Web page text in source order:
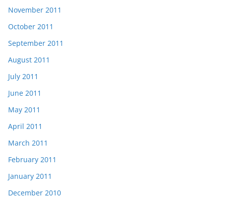
November 2011
October 2011
September 2011
August 2011
July 2011
June 2011
May 2011
April 2011
March 2011
February 2011
January 2011
December 2010